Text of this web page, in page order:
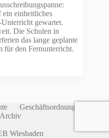
ein einheitliches
gewartet.
Die Schulen in
das lange geplante
für den Fernunterricht.
Geschäftsordnung
Archiv
Wiesbaden